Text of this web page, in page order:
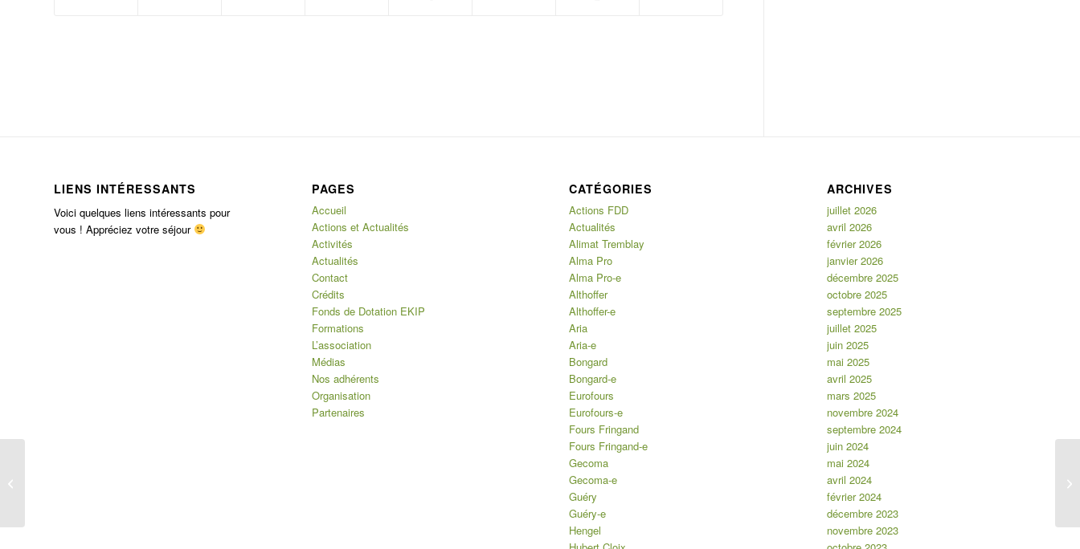
LIENS INTÉRESSANTS
Voici quelques liens intéressants pour
vous ! Appréciez votre séjour
PAGES
Accueil
Actions et Actualités
Activités
Actualités
Contact
Crédits
Fonds de Dotation EKIP
Formations
L’association
Médias
Nos adhérents
Organisation
Partenaires
CATÉGORIES
Actions FDD
Actualités
Alimat Tremblay
Alma Pro
Alma Pro-e
Althoffer
Althoffer-e
Aria
Aria-e
Bongard
Bongard-e
Eurofours
Eurofours-e
Fours Fringand
Fours Fringand-e
Gecoma
Gecoma-e
Guéry
Guéry-e
Hengel
ARCHIVES
juillet 2026
avril 2026
février 2026
janvier 2026
décembre 2025
octobre 2025
septembre 2025
juillet 2025
juin 2025
mai 2025
avril 2025
mars 2025
novembre 2024
septembre 2024
juin 2024
mai 2024
avril 2024
février 2024
décembre 2023
novembre 2023